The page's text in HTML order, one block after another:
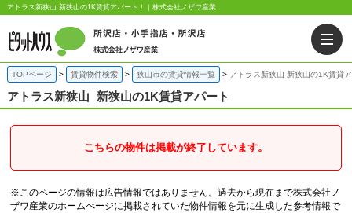
アトラス新狭山 新狭山の1K賃貸アパート！｜株式会社ノザワ産業
TOPページ 賃貸物件検索 狭山市の賃貸情報一覧 アトラス新狭山 新狭山の1K賃貸
アトラス新狭山 新狭山の1K賃貸アパート
こちらの物件は掲載が終了しています。
※このページの情報は広告情報ではありません。過去から現在まで株式会社ノ
ザワ産業のホームぺージに掲載されていた物件情報を元に生成した参考情報で